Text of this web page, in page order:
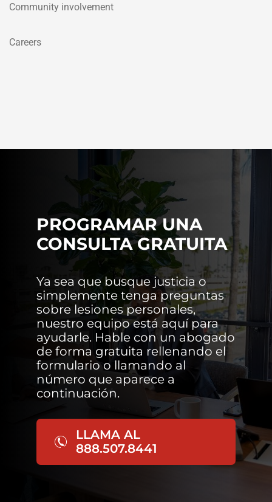
Community involvement
Careers
PROGRAMAR UNA
CONSULTA GRATUITA
Ya sea que busque justicia o
simplemente tenga preguntas
sobre lesiones personales,
nuestro equipo está aquí para
ayudarle. Hable con un abogado
de forma gratuita rellenando el
formulario o llamando al
número que aparece a
continuación.
LLAMA AL
888.507.8441